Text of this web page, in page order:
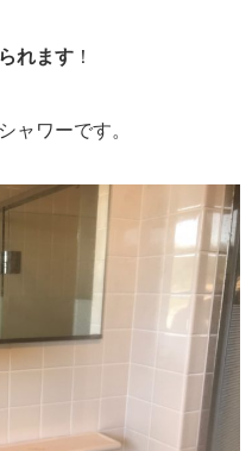
れます ！
ャワーです。